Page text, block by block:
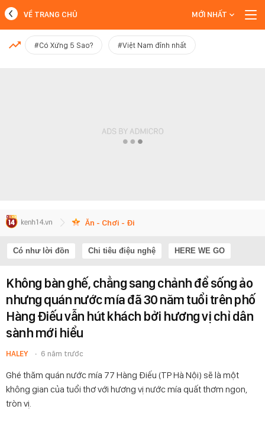
MỚI NHẤT
VỀ TRANG CHỦ MỚI NHẤT
#Có Xứng 5 Sao? #Việt Nam đỉnh nhất
Ăn - Chơi - Đi
Có như lời đồn Chi tiêu điệu nghệ HERE WE GO
Không bàn ghế, chẳng sang chảnh để sống ảo
nhưng quán nước mía đã 30 năm tuổi trên phố
Hàng Điếu vẫn hút khách bởi hương vị chỉ dân
sành mới hiểu
HALEY 6 năm trước
Ghé thăm quán nước mía 77 Hàng Điếu (TP Hà Nội) sẽ là một
không gian của tuổi thơ với hương vị nước mía quất thơm ngon,
tròn vị.